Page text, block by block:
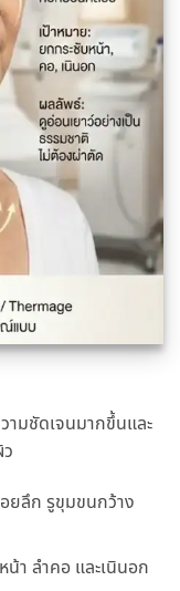
มชัดเจนมากขึ้นและ
ยลึก รูขุมขนกว้าง
า ลําคอ และเนินอก